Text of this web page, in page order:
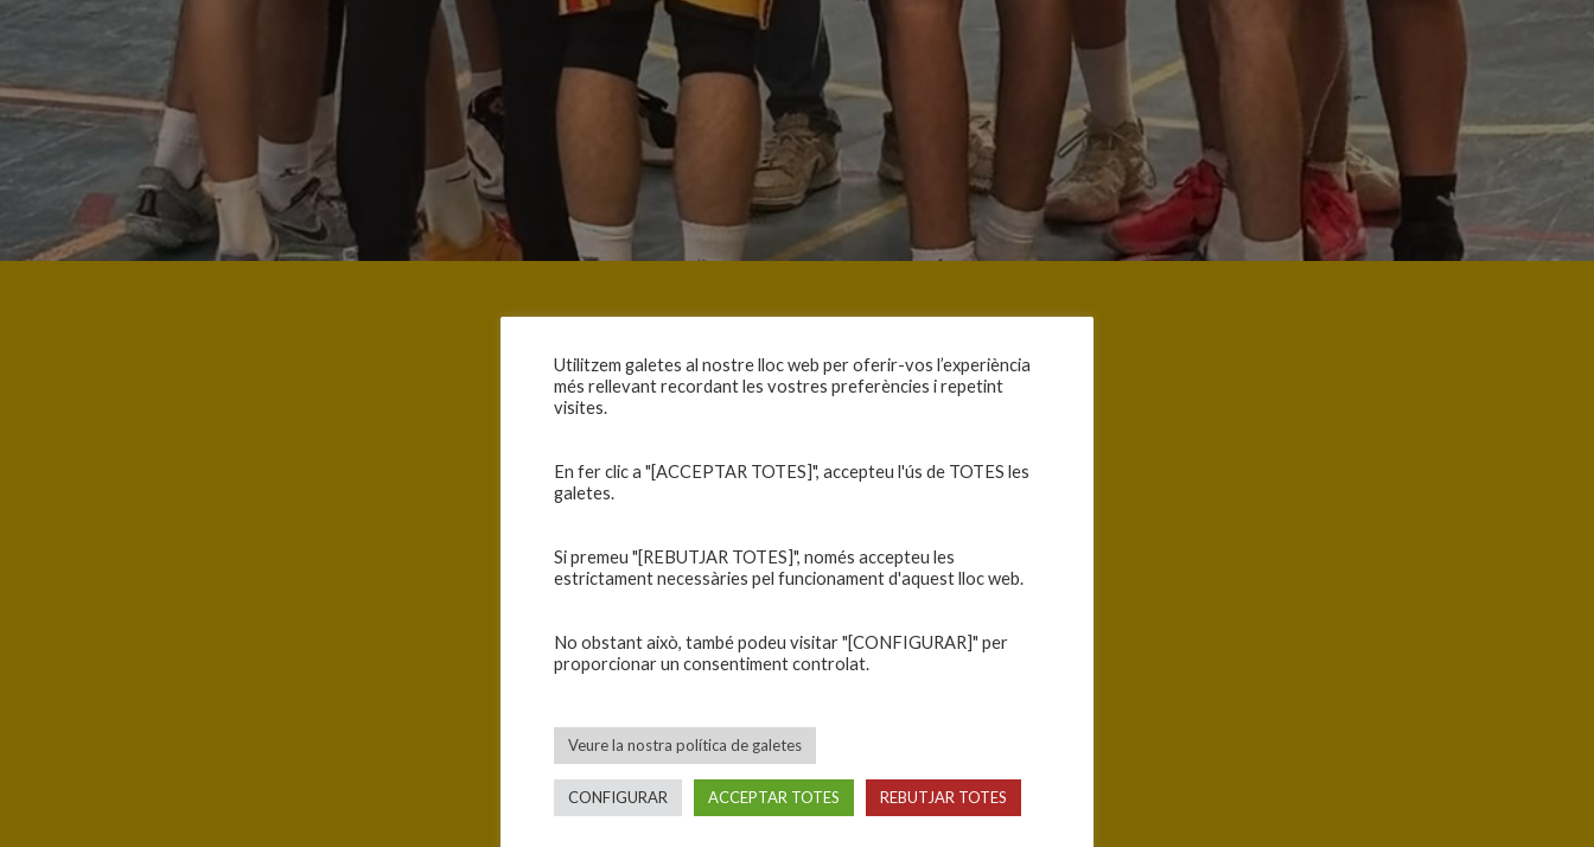
Utilitzem galetes al nostre lloc web per oferir-vos l’experiència
més rellevant recordant les vostres preferències i repetint
visites.
En fer clic a "[ACCEPTAR TOTES]", accepteu l'ús de TOTES les
galetes.
Si premeu "[REBUTJAR TOTES]", només accepteu les
estrictament necessàries pel funcionament d'aquest lloc web.
No obstant això, també podeu visitar "[CONFIGURAR]" per
proporcionar un consentiment controlat.
Veure la nostra política de galetes
CONFIGURAR ACCEPTAR TOTES REBUTJAR TOTES